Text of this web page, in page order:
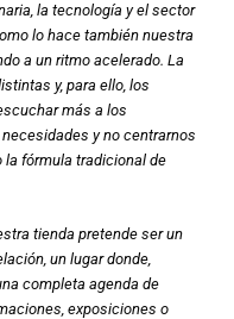
la tecnología y el sector
lo hace también nuestra
a un ritmo acelerado. La
y, para ello, los
más a los
y no centrarnos
la fórmula tradicional de
tienda pretende ser un
un lugar donde,
completa agenda de
exposiciones o